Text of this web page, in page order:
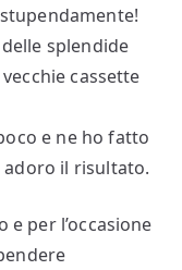
splendide
cassette
e ne ho fatto
adoro il risultato.
per l’occasione